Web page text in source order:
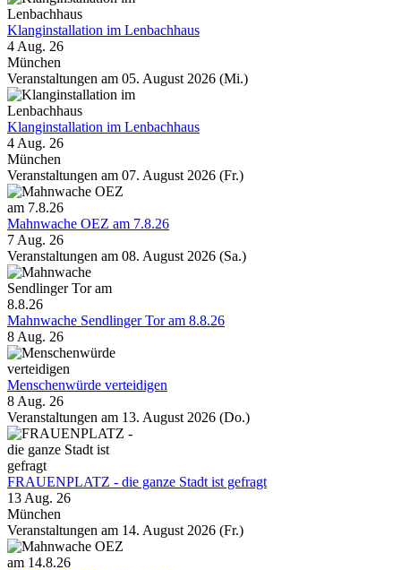
Klanginstallation im Lenbachhaus
4 Aug. 26
München
Veranstaltungen am 05. August 2026 (Mi.)
Klanginstallation im Lenbachhaus
4 Aug. 26
München
Veranstaltungen am 07. August 2026 (Fr.)
Mahnwache OEZ am 7.8.26
7 Aug. 26
Veranstaltungen am 08. August 2026 (Sa.)
Mahnwache Sendlinger Tor am 8.8.26
8 Aug. 26
Menschenwürde verteidigen
8 Aug. 26
Veranstaltungen am 13. August 2026 (Do.)
FRAUENPLATZ - die ganze Stadt ist gefragt
13 Aug. 26
München
Veranstaltungen am 14. August 2026 (Fr.)